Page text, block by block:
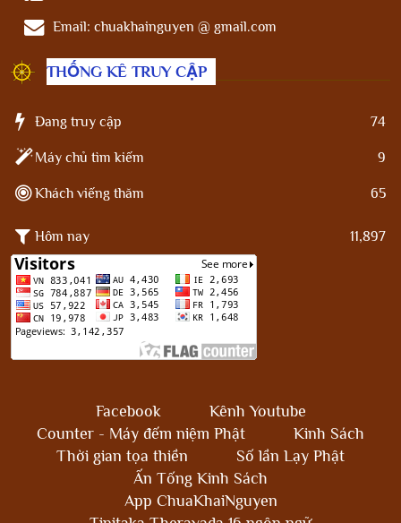
Email: chuakhainguyen @ gmail.com
THỐNG KÊ TRUY CẬP
Đang truy cập 74
Máy chủ tìm kiếm 9
Khách viếng thăm 65
Hôm nay 11,897
Facebook
Kênh Youtube
Counter - Máy đếm niệm Phật
Kinh Sách
Thời gian tọa thiền
Số lần Lạy Phật
Ấn Tống Kinh Sách
App ChuaKhaiNguyen